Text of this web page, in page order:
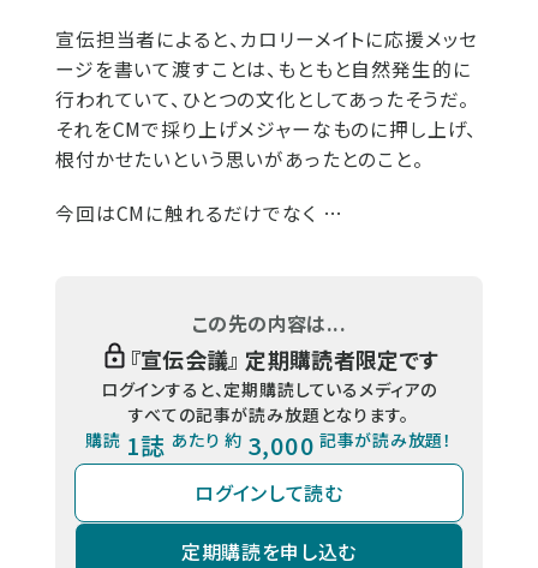
宣伝担当者によると、カロリーメイトに応援メッセ
ージを書いて渡すことは、もともと自然発生的に
行われていて、ひとつの文化としてあったそうだ。
それをCMで採り上げメジャーなものに押し上げ、
根付かせたいという思いがあったとのこと。
今回はCMに触れるだけでなく …
この先の内容は...
『宣伝会議』 定期購読者限定です
ログインすると、定期購読しているメディアの
すべての記事が読み放題となります。
購読 1誌 あたり 約 3,000 記事が読み放題！
ログインして読む
定期購読を申し込む